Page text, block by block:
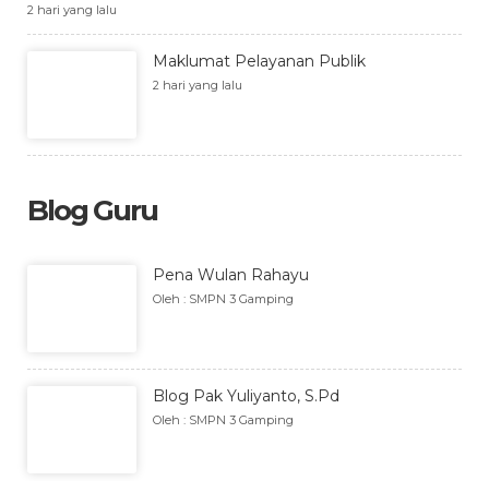
2 hari yang lalu
Maklumat Pelayanan Publik
2 hari yang lalu
Blog Guru
Pena Wulan Rahayu
Oleh : SMPN 3 Gamping
Blog Pak Yuliyanto, S.Pd
Oleh : SMPN 3 Gamping